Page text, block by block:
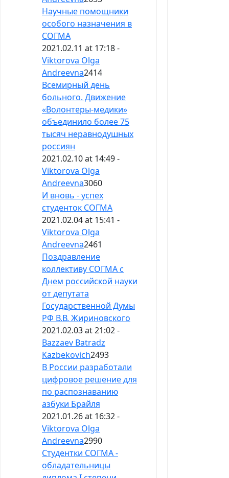
Научные помощники
особого назначения в
СОГМА
2021.02.11 at 17:18 -
Viktorova Olga
Andreevna2414
Всемирный день
больного. Движение
«Волонтеры-медики»
объединило более 75
тысяч неравнодушных
россиян
2021.02.10 at 14:49 -
Viktorova Olga
Andreevna3060
И вновь - успех
студенток СОГМА
2021.02.04 at 15:41 -
Viktorova Olga
Andreevna2461
Поздравление
коллективу СОГМА с
Днем российской науки
от депутата
Государственной Думы
РФ В.В. Жириновского
2021.02.03 at 21:02 -
Bazzaev Batradz
Kazbekovich2493
В России разработали
цифровое решение для
по распознаванию
азбуки Брайля
2021.01.26 at 16:32 -
Viktorova Olga
Andreevna2990
Студентки СОГМА -
обладательницы